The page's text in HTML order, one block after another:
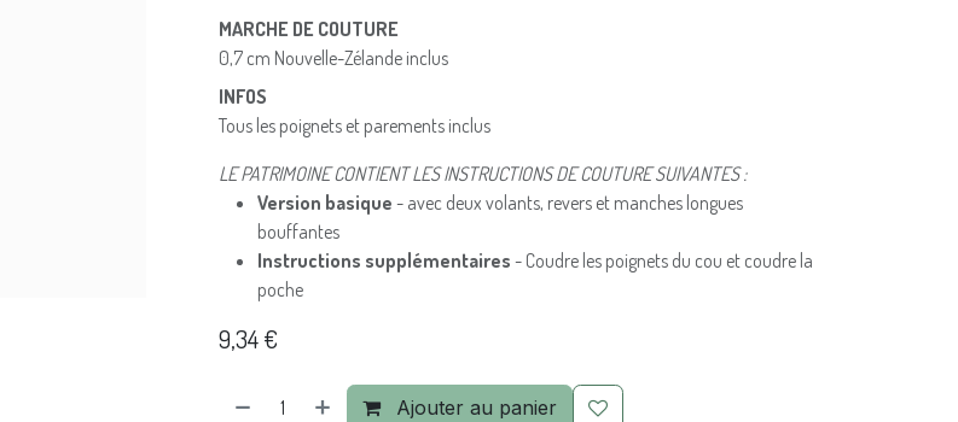
MARCHE DE COUTURE
0,7 cm Nouvelle-Zélande inclus
INFOS
Tous les poignets et parements inclus
LE PATRIMOINE CONTIENT LES INSTRUCTIONS DE COUTURE SUIVANTES :
Version basique - avec deux volants, revers et manches longues
bouffantes
Instructions supplémentaires - Coudre les poignets du cou et coudre la
poche
9,34€
Ajouter au panier